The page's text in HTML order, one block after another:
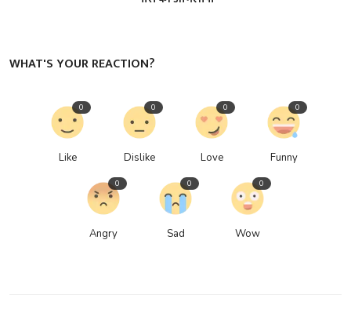
WHAT'S YOUR REACTION?
Like
0
Dislike
0
Love
0
Funny
0
Angry
0
Sad
0
Wow
0